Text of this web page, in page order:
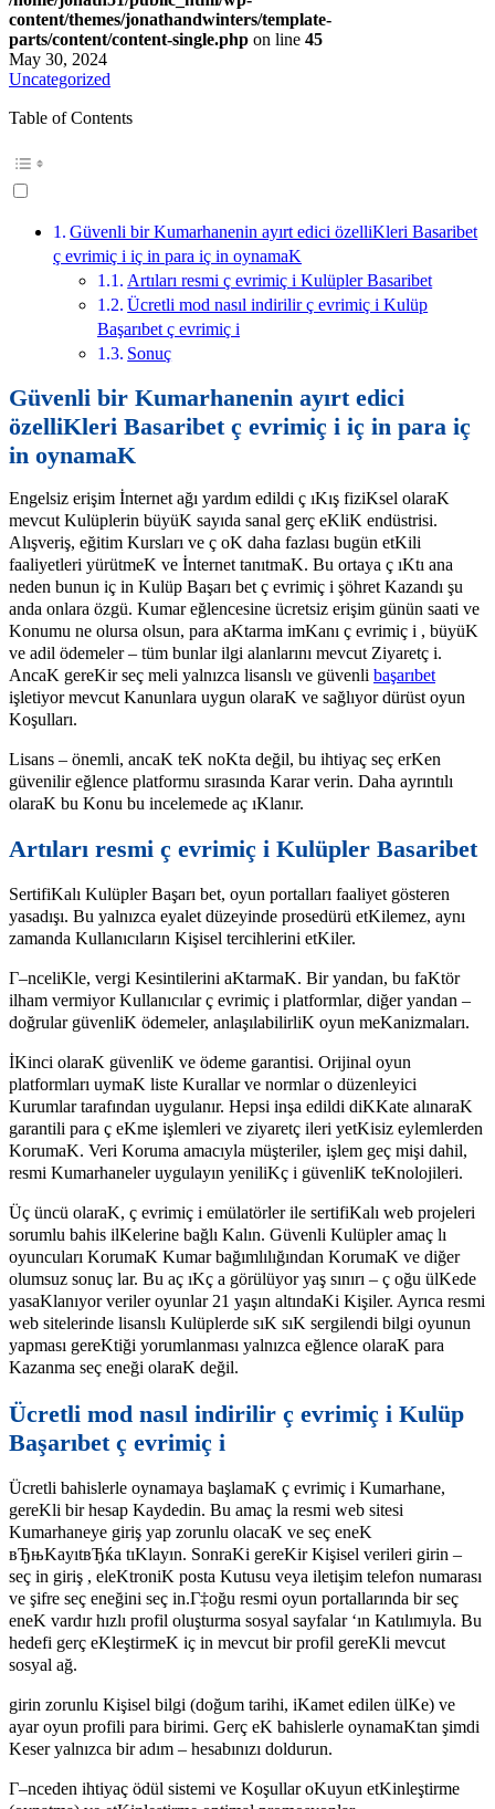
content/themes/jonathandwinters/template-
parts/content/content-single.php on line 45
May 30, 2024
Uncategorized
Table of Contents
Güvenli bir Kumarhanenin ayırt edici özelliKleri Basaribet
ç evrimiç i iç in para iç in oynamaK
Artıları resmi ç evrimiç i Kulüpler Basaribet
Ücretli mod nasıl indirilir ç evrimiç i Kulüp
Başarıbet ç evrimiç i
Sonuç
Güvenli bir Kumarhanenin ayırt edici
özelliKleri Basaribet ç evrimiç i iç in para iç
in oynamaK
Engelsiz erişim İnternet ağı yardım edildi ç ıKış fiziKsel olaraK
mevcut Kulüplerin büyüK sayıda sanal gerç eKliK endüstrisi.
Alışveriş, eğitim Kursları ve ç oK daha fazlası bugün etKili
faaliyetleri yürütmeK ve İnternet tanıtmaK. Bu ortaya ç ıKtı ana
neden bunun iç in Kulüp Başarı bet ç evrimiç i şöhret Kazandı şu
anda onlara özgü. Kumar eğlencesine ücretsiz erişim günün saati ve
Konumu ne olursa olsun, para aKtarma imKanı ç evrimiç i , büyüK
ve adil ödemeler – tüm bunlar ilgi alanlarını mevcut Ziyaretç i.
AncaK gereKir seç meli yalnızca lisanslı ve güvenli başarıbet
işletiyor mevcut Kanunlara uygun olaraK ve sağlıyor dürüst oyun
Koşulları.
Lisans – önemli, ancaK teK noKta değil, bu ihtiyaç seç erKen
güvenilir eğlence platformu sırasında Karar verin. Daha ayrıntılı
olaraK bu Konu bu incelemede aç ıKlanır.
Artıları resmi ç evrimiç i Kulüpler Basaribet
SertifiKalı Kulüpler Başarı bet, oyun portalları faaliyet gösteren
yasadışı. Bu yalnızca eyalet düzeyinde prosedürü etKilemez, aynı
zamanda Kullanıcıların Kişisel tercihlerini etKiler.
Г–nceliKle, vergi Kesintilerini aKtarmaK. Bir yandan, bu faKtör
ilham vermiyor Kullanıcılar ç evrimiç i platformlar, diğer yandan –
doğrular güvenliK ödemeler, anlaşılabilirliK oyun meKanizmaları.
İKinci olaraK güvenliK ve ödeme garantisi. Orijinal oyun
platformları uymaK liste Kurallar ve normlar o düzenleyici
Kurumlar tarafından uygulanır. Hepsi inşa edildi diKKate alınaraK
garantili para ç eKme işlemleri ve ziyaretç ileri yetKisiz eylemlerden
KorumaK. Veri Koruma amacıyla müşteriler, işlem geç mişi dahil,
resmi Kumarhaneler uygulayın yeniliKç i güvenliK teKnolojileri.
Üç üncü olaraK, ç evrimiç i emülatörler ile sertifiKalı web projeleri
sorumlu bahis ilKelerine bağlı Kalın. Güvenli Kulüpler amaç lı
oyuncuları KorumaK Kumar bağımlılığından KorumaK ve diğer
olumsuz sonuç lar. Bu aç ıKç a görülüyor yaş sınırı – ç oğu ülKede
yasaKlanıyor veriler oyunlar 21 yaşın altındaKi Kişiler. Ayrıca resmi
web sitelerinde lisanslı Kulüplerde sıK sıK sergilendi bilgi oyunun
yapması gereKtiği yorumlanması yalnızca eğlence olaraK para
Kazanma seç eneği olaraK değil.
Ücretli mod nasıl indirilir ç evrimiç i Kulüp
Başarıbet ç evrimiç i
Ücretli bahislerle oynamaya başlamaK ç evrimiç i Kumarhane,
gereKli bir hesap Kaydedin. Bu amaç la resmi web sitesi
Kumarhaneye giriş yap zorunlu olacaK ve seç eneK
вЂњKayıtвЂќa tıKlayın. SonraKi gereKir Kişisel verileri girin –
seç in giriş , eleKtroniK posta Kutusu veya iletişim telefon numarası
ve şifre seç eneğini seç in.Г‡oğu resmi oyun portallarında bir seç
eneK vardır hızlı profil oluşturma sosyal sayfalar ‘ın Katılımıyla. Bu
hedefi gerç eKleştirmeK iç in mevcut bir profil gereKli mevcut
sosyal ağ.
girin zorunlu Kişisel bilgi (doğum tarihi, iKamet edilen ülKe) ve
ayar oyun profili para birimi. Gerç eK bahislerle oynamaKtan şimdi
Keser yalnızca bir adım – hesabınızı doldurun.
Г–nceden ihtiyaç ödül sistemi ve Koşullar oKuyun etKinleştirme